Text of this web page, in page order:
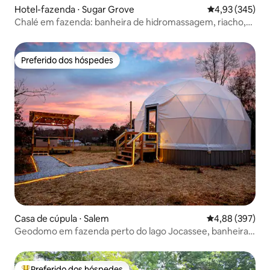
Hotel-fazenda ⋅ Sugar Grove 4,93 de uma
4,93 (345)
Chalé em fazenda: banheira de hidromassagem, riacho,
Preferido dos hóspedes
Preferido dos hóspedes
Casa de cúpula ⋅ Salem 4,88 de uma
4,88 (397)
Geodomo em fazenda perto do lago Jocassee, banheira